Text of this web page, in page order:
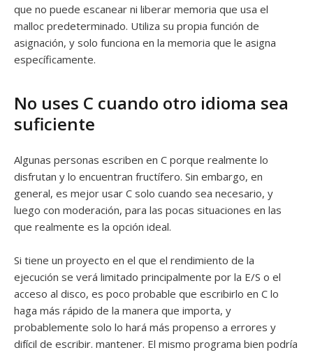
que no puede escanear ni liberar memoria que usa el
malloc predeterminado. Utiliza su propia función de
asignación, y solo funciona en la memoria que le asigna
específicamente.
No uses C cuando otro idioma sea
suficiente
Algunas personas escriben en C porque realmente lo
disfrutan y lo encuentran fructífero. Sin embargo, en
general, es mejor usar C solo cuando sea necesario, y
luego con moderación, para las pocas situaciones en las
que realmente es la opción ideal.
Si tiene un proyecto en el que el rendimiento de la
ejecución se verá limitado principalmente por la E/S o el
acceso al disco, es poco probable que escribirlo en C lo
haga más rápido de la manera que importa, y
probablemente solo lo hará más propenso a errores y
difícil de escribir. mantener. El mismo programa bien podría